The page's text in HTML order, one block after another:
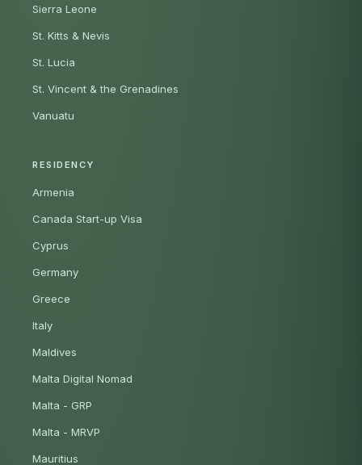
Sierra Leone
St. Kitts & Nevis
St. Lucia
St. Vincent & the Grenadines
Vanuatu
RESIDENCY
Armenia
Canada Start-up Visa
Cyprus
Germany
Greece
Italy
Maldives
Malta Digital Nomad
Malta - GRP
Malta - MRVP
Mauritius